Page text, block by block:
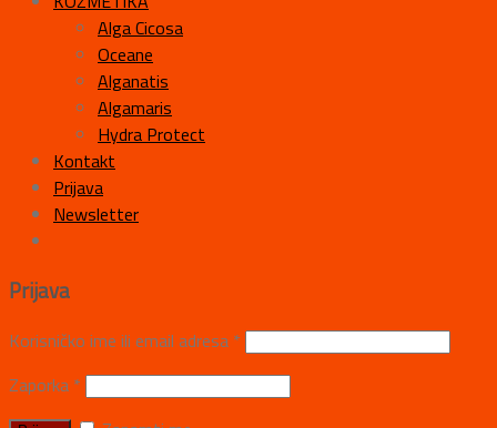
Alga Cicosa
Oceane
Alganatis
Algamaris
Hydra Protect
Kontakt
Prijava
Newsletter
Prijava
Korisničko ime ili email adresa *
Zaporka *